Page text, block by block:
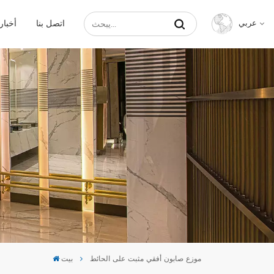
أخبار اتصل بنا عربي
Français
Español
عربي
بيت موزع صابون أفقي مثبت على الحائط